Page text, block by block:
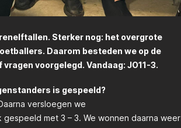
Sterker nog: het overgrote
Daarom besteden we op de
voorgelegd. Vandaag: JO11-3.
is gespeeld?
versloegen we
gespeeld met 3 – 3. We wonnen daarna weer